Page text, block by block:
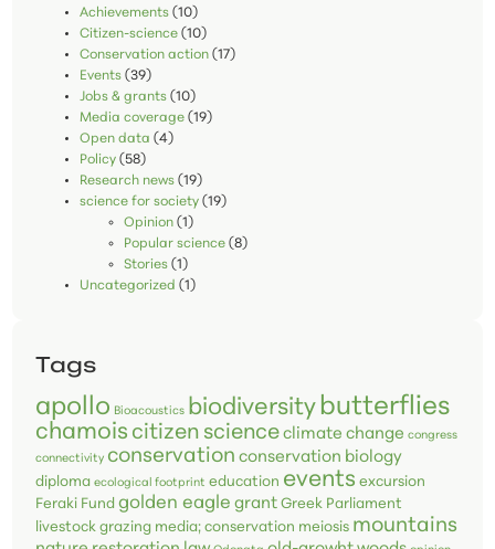
Achievements (10)
Citizen-science (10)
Conservation action (17)
Events (39)
Jobs & grants (10)
Media coverage (19)
Open data (4)
Policy (58)
Research news (19)
science for society (19)
Opinion (1)
Popular science (8)
Stories (1)
Uncategorized (1)
Tags
apollo Bioacoustics biodiversity butterflies
chamois citizen science climate change congress
connectivity conservation conservation biology
diploma ecological footprint education events excursion
Feraki Fund golden eagle grant Greek Parliament
livestock grazing media; conservation meiosis mountains